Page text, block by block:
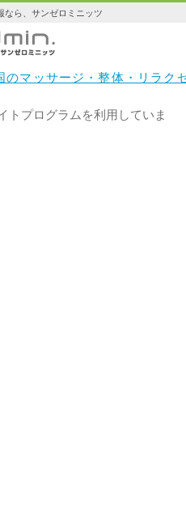
なら、サンゼロミニッツ
のマッサージ・整体・リラク
トプログラムを利用していま